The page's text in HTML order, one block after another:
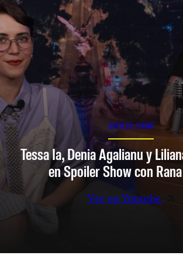
SPOILER SHOW
Tessa Ia, Denia Agalianu y
en Spoiler Show con
Ver en Youtube